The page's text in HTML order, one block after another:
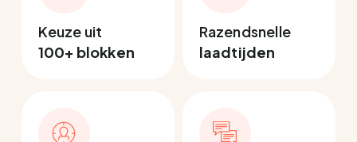
Keuze uit
100+ blokken
Razendsnelle
laadtijden